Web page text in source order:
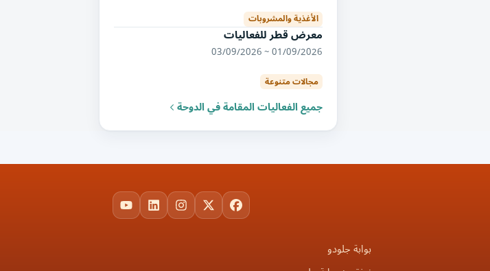
الأغذية والمشروبات
معرض قطر للفعاليات
01/09/2026 ~ 03/09/2026
مجالات متنوعة
جميع الفعاليات المقامة في الدوحة
Facebook
X
Instagram
LinkedIn
YouTube
بوابة جلودو